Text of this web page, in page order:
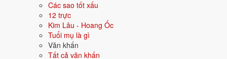
Các sao tốt xấu
12 trực
Kim Lâu - Hoang Ốc
Tuổi mụ là gì
Văn khấn
Tất cả văn khấn
Hướng hợp Tây, Tây Bắc
Hành tương sinh Thổ (Thổ sinh Kim); Thủy (Kim sinh Thủy)
Hành tương khắc